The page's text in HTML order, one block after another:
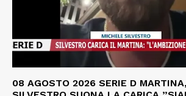
08 AGOSTO 2026 SERIE D